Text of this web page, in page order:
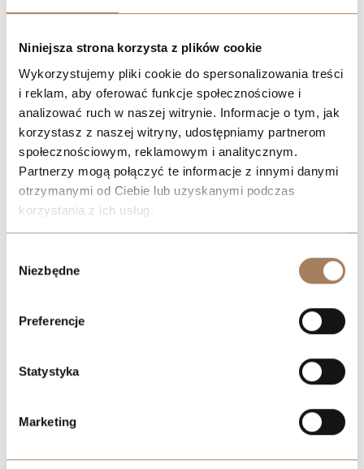
Niniejsza strona korzysta z plików cookie
Wykorzystujemy pliki cookie do spersonalizowania treści
i reklam, aby oferować funkcje społecznościowe i
analizować ruch w naszej witrynie. Informacje o tym, jak
korzystasz z naszej witryny, udostępniamy partnerom
społecznościowym, reklamowym i analitycznym.
Partnerzy mogą połączyć te informacje z innymi danymi
otrzymanymi od Ciebie lub uzyskanymi podczas
korzystania z ich usług.
process your information.
zgody
Niezbędne
Preferencje
Statystyka
Marketing